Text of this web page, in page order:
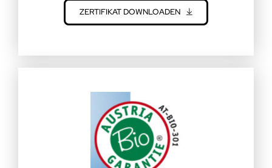
ZERTIFIKAT DOWNLOADEN